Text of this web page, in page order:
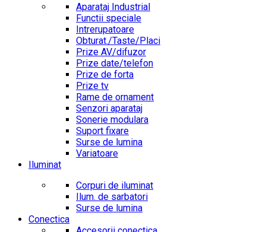
Aparataj Industrial
Functii speciale
Intrerupatoare
Obturat./Taste/Placi
Prize AV/difuzor
Prize date/telefon
Prize de forta
Prize tv
Rame de ornament
Senzori aparataj
Sonerie modulara
Suport fixare
Surse de lumina
Variatoare
Iluminat
Corpuri de iluminat
Ilum. de sarbatori
Surse de lumina
Conectica